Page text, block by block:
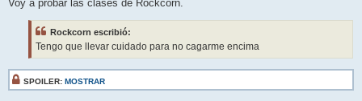
s
Voy a probar las clases de Rockcorn.
Rockcorn escribió:
Tengo que llevar cuidado para no cagarme encima
SPOILER: MOSTRAR